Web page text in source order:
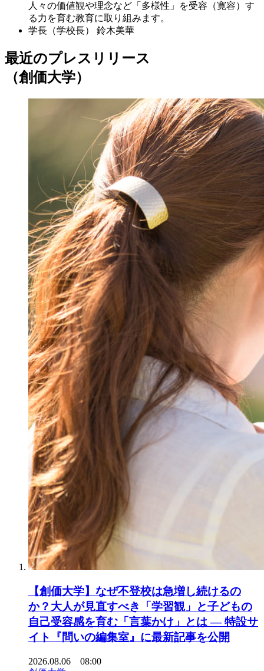
人々の価値観や理念など「多様性」を受容（寛容）す
る力を育む教育に取り組みます。
学長（学校長）
鈴木美華
最近のプレスリリース
（創価大学）
【創価大学】なぜ不登校は急増し続けるの
か？大人が見直すべき「学習観」と子どもの
自己受容感を育む「言葉かけ」とは ― 特設サ
イト『問いの編集室』に最新記事を公開
2026.08.06 08:00